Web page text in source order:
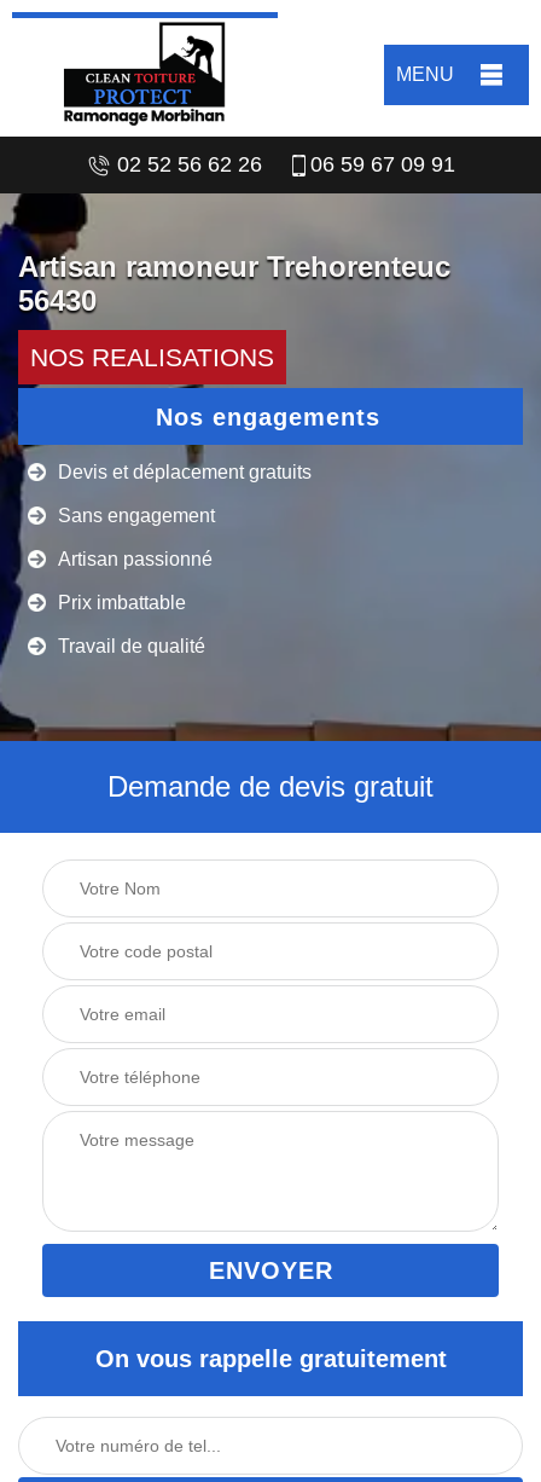
MENU
02 52 56 62 26 06 59 67 09 91
Artisan ramoneur Trehorenteuc
56430
NOS REALISATIONS
Nos engagements
Devis et déplacement gratuits
Sans engagement
Artisan passionné
Prix imbattable
Travail de qualité
Demande de devis gratuit
On vous rappelle gratuitement